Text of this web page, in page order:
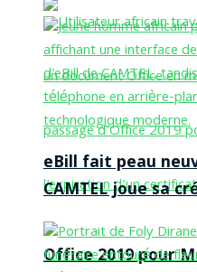
Office 2019 pour
eBill fait peau
CAMTEL joue sa